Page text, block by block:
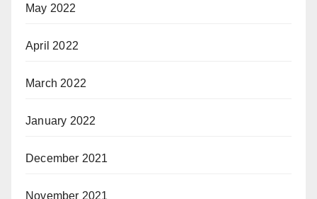
May 2022
April 2022
March 2022
January 2022
December 2021
November 2021